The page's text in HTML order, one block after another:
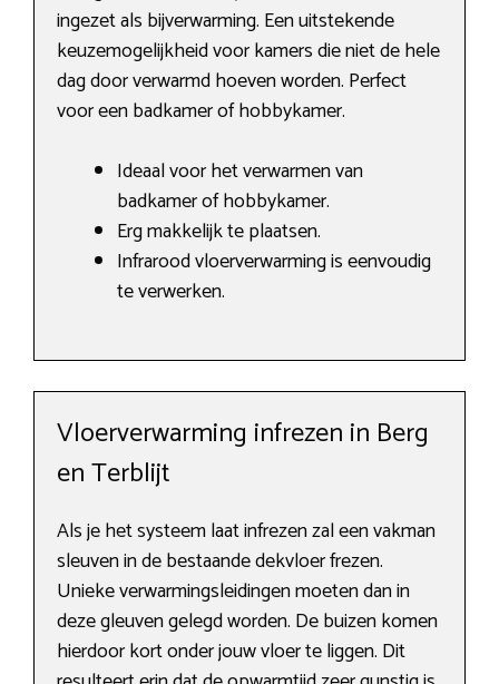
ingezet als bijverwarming. Een uitstekende
keuzemogelijkheid voor kamers die niet de hele
dag door verwarmd hoeven worden. Perfect
voor een badkamer of hobbykamer.
Ideaal voor het verwarmen van
badkamer of hobbykamer.
Erg makkelijk te plaatsen.
Infrarood vloerverwarming is eenvoudig
te verwerken.
Vloerverwarming infrezen in Berg
en Terblijt
Als je het systeem laat infrezen zal een vakman
sleuven in de bestaande dekvloer frezen.
Unieke verwarmingsleidingen moeten dan in
deze gleuven gelegd worden. De buizen komen
hierdoor kort onder jouw vloer te liggen. Dit